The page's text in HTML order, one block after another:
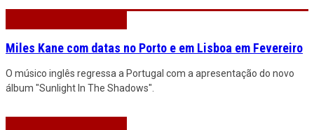
Miles Kane com datas no Porto e em Lisboa em Fevereiro
O músico inglês regressa a Portugal com a apresentação do novo
álbum "Sunlight In The Shadows".